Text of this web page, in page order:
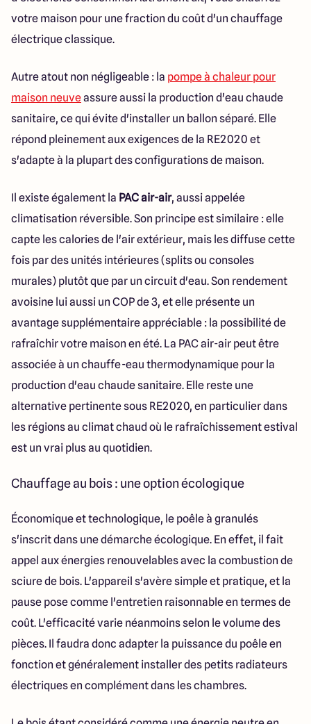
votre maison pour une fraction du coût d'un chauffage
électrique classique.
Autre atout non négligeable : la pompe à chaleur pour
maison neuveassure aussi la production d'eau chaude
sanitaire, ce qui évite d'installer un ballon séparé. Elle
répond pleinement aux exigences de la RE2020 et
s'adapte à la plupart des configurations de maison.
Il existe également la PAC air-air, aussi appelée
climatisation réversible. Son principe est similaire : elle
capte les calories de l'air extérieur, mais les diffuse cette
fois par des unités intérieures (splits ou consoles
murales) plutôt que par un circuit d'eau. Son rendement
avoisine lui aussi un COP de 3, et elle présente un
avantage supplémentaire appréciable : la possibilité de
rafraîchir votre maison en été. La PAC air-air peut être
associée à un chauffe-eau thermodynamique pour la
production d'eau chaude sanitaire. Elle reste une
alternative pertinente sous RE2020, en particulier dans
les régions au climat chaud où le rafraîchissement estival
est un vrai plus au quotidien.
Chauffage au bois : une option écologique
Économique et technologique, le poêle à granulés
s'inscrit dans une démarche écologique. En effet, il fait
appel aux énergies renouvelables avec la combustion de
sciure de bois. L'appareil s'avère simple et pratique, et la
pause pose comme l'entretien raisonnable en termes de
coût. L'efficacité varie néanmoins selon le volume des
pièces. Il faudra donc adapter la puissance du poêle en
fonction et généralement installer des petits radiateurs
électriques en complément dans les chambres.